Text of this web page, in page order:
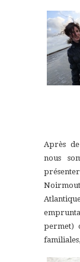
Après
nous
permet)